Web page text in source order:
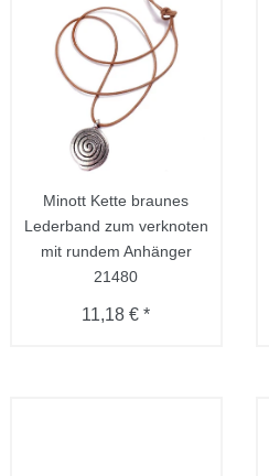
Minott Kette braunes
Lederband zum verknoten
mit rundem Anhänger
21480
11,18 € *